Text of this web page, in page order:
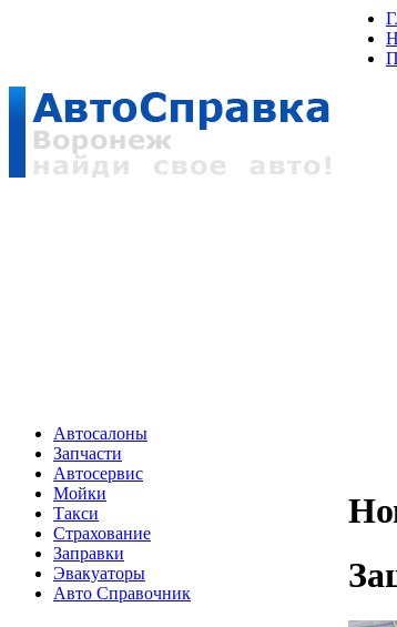
Автосалоны
Запчасти
Автосервис
Мойки
Такси
Страхование
Заправки
Эвакуаторы
Авто Справочник